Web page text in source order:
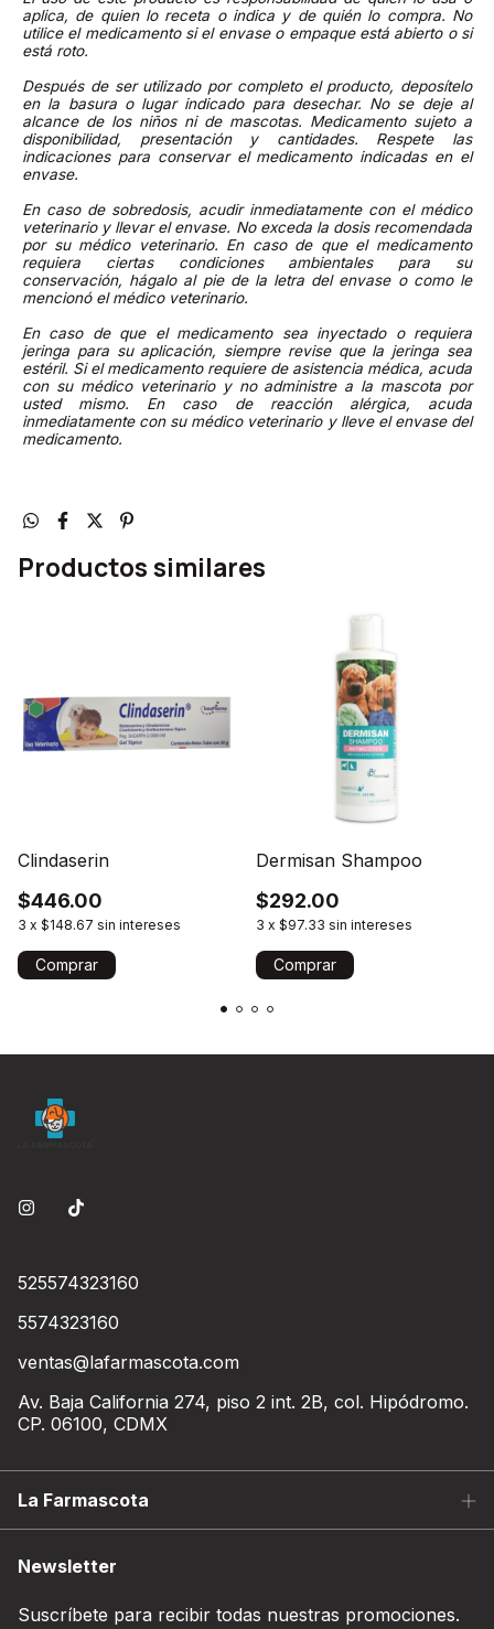
aplica, de quien lo receta o indica y de quién lo compra. No
utilice el medicamento si el envase o empaque está abierto o si
está roto.
Después de ser utilizado por completo el producto, deposítelo
en la basura o lugar indicado para desechar. No se deje al
alcance de los niños ni de mascotas. Medicamento sujeto a
disponibilidad, presentación y cantidades. Respete las
indicaciones para conservar el medicamento indicadas en el
envase.
En caso de sobredosis, acudir inmediatamente con el médico
veterinario y llevar el envase. No exceda la dosis recomendada
por su médico veterinario. En caso de que el medicamento
requiera ciertas condiciones ambientales para su
conservación, hágalo al pie de la letra del envase o como le
mencionó el médico veterinario.
En caso de que el medicamento sea inyectado o requiera
jeringa para su aplicación, siempre revise que la jeringa sea
estéril. Si el medicamento requiere de asistencia médica, acuda
con su médico veterinario y no administre a la mascota por
usted mismo. En caso de reacción alérgica, acuda
inmediatamente con su médico veterinario y lleve el envase del
medicamento.
Productos similares
Clindaserin
$446.00
3 x $148.67 sin intereses
Dermisan Shampoo
$292.00
3 x $97.33 sin intereses
Comprar
525574323160
5574323160
ventas@lafarmascota.com
Av. Baja California 274, piso 2 int. 2B, col. Hipódromo.
CP. 06100, CDMX
La Farmascota
Newsletter
Suscríbete para recibir todas nuestras promociones.